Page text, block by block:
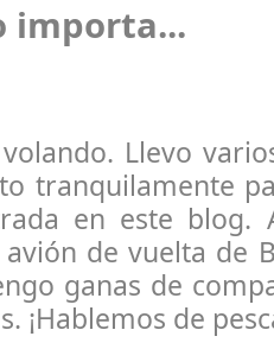
importa...
Llevo
tranquilamente
en este blog.
de vuelta de
ganas de
¡Hablemos de